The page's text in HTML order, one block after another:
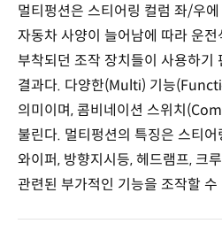
멀티펑션은 스티어링 컬럼 좌/우
자동차 사양이 늘어남에 따라 운전
부착되던 조작 장치들이 사용하기
결과다. 다양한(Multi) 기능
의미이며, 콤비네이션 스위치
불린다. 멀티펑션의 특징은 스티
와이퍼, 방향지시등, 헤드램프, 크
관련된 부가적인 기능을 조작할 수